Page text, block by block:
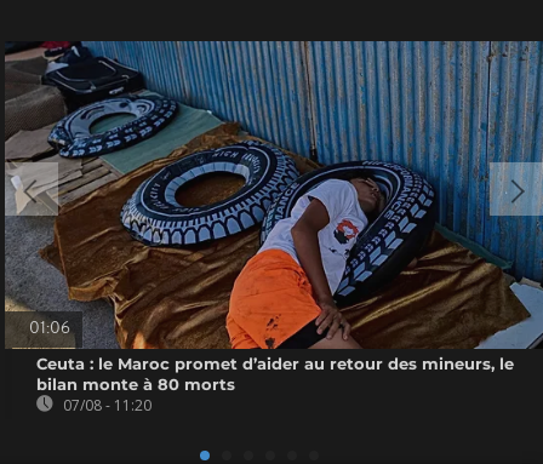
01:06
Ceuta : le Maroc promet d’aider au retour des mineurs, le
bilan monte à 80 morts
07/08 - 11:20